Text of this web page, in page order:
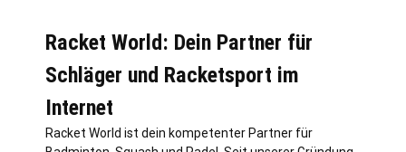
Racket World: Dein Partner für
Schläger und Racketsport im
Internet
Racket World ist dein kompetenter Partner für